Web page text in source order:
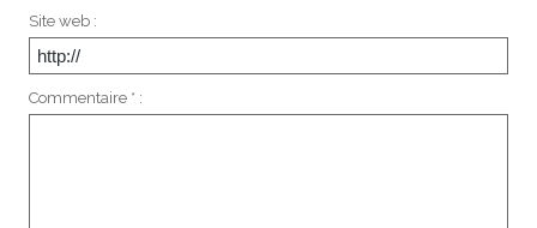
Site web :
Commentaire * :